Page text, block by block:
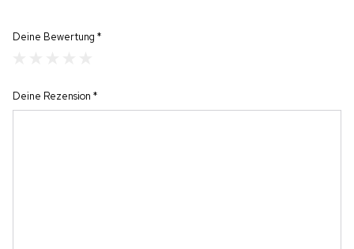
Deine Bewertung *
Deine Rezension *